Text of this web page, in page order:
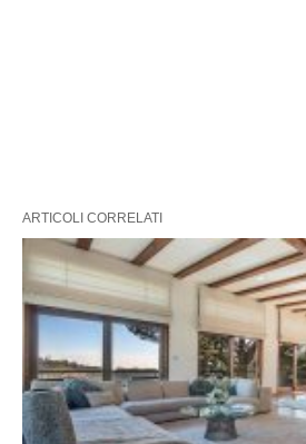
ARTICOLI CORRELATI